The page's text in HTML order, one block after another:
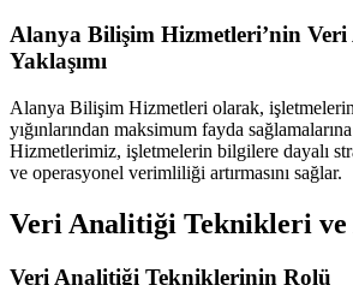
Alanya Bilişim Hizmetleri’nin
Yaklaşımı
Alanya Bilişim Hizmetleri olarak,
yığınlarından maksimum fayda
Hizmetlerimiz, işletmelerin bilgilere dayalı
ve operasyonel verimliliği artırmasını sağlar.
Veri Analitiği Teknikleri ve
Veri Analitiği Tekniklerinin Rolü